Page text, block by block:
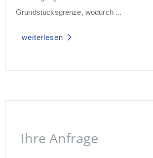
Grundstücksgrenze, wodurch ...
weiterlesen
Ihre Anfrage